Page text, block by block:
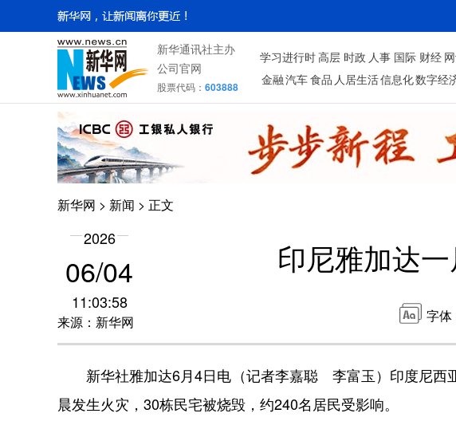
新华通讯社主办
公司官网
股票代码： 603888
学习进行时 高层 时政 人事 国际 财经
金融 汽车 食品 人居生活信息化数字经
新华网 > 新闻 > 正文
2026
06/04
11:03:58
来源：新华网
印尼雅加达
字体
新华社雅加达6月4日电（记者李嘉聪 李富玉）印度尼西
晨发生火灾，30栋民宅被烧毁，约240名居民受影响。